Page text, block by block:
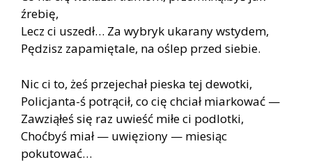
źrebię,
Lecz ci uszedł… Za wybryk ukarany wstydem,
Pędzisz zapamiętale, na oślep przed siebie.
Nic ci to, żeś przejechał pieska tej dewotki,
Policjanta-ś potrącił, co cię chciał miarkować —
Zawziąłeś się raz uwieść miłe ci podlotki,
Choćbyś miał — uwięziony — miesiąc
pokutować…